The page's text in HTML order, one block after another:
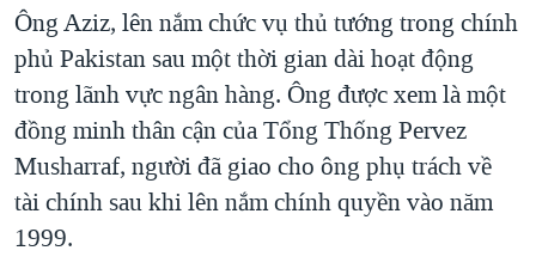
QUAN HỆ VIỆT MỸ
Ông Aziz, lên nắm chức vụ thủ tướng trong chính
phủ Pakistan sau một thời gian dài hoạt động
trong lãnh vực ngân hàng. Ông được xem là một
đồng minh thân cận của Tổng Thống Pervez
Musharraf, người đã giao cho ông phụ trách về
tài chính sau khi lên nắm chính quyền vào năm
1999.